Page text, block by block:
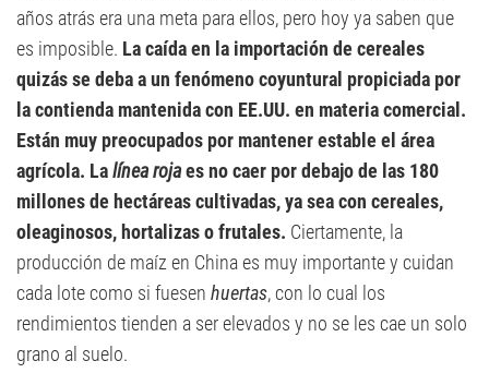
años atrás era una meta para ellos, pero hoy ya saben que
es imposible. La caída en la importación de cereales
quizás se deba a un fenómeno coyuntural propiciada por
la contienda mantenida con EE.UU. en materia comercial.
Están muy preocupados por mantener estable el área
agrícola. Lalínea rojaes no caer por debajo de las 180
millones de hectáreas cultivadas, ya sea con cereales,
oleaginosos, hortalizas o frutales. Ciertamente, la
producción de maíz en China es muy importante y cuidan
cada lote como si fuesen huertas, con lo cual los
rendimientos tienden a ser elevados y no se les cae un solo
grano al suelo.